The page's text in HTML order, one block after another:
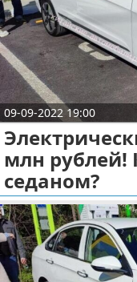
Автомобили
Знаменитости
Политика
Природа
Философия
Культура
Экономика
Разное
О проекте
Контакты
Сотрудничество
Размещение
Для
Условия
Отказ от
09-09-2022 19:00
млн рублей!
седаном?